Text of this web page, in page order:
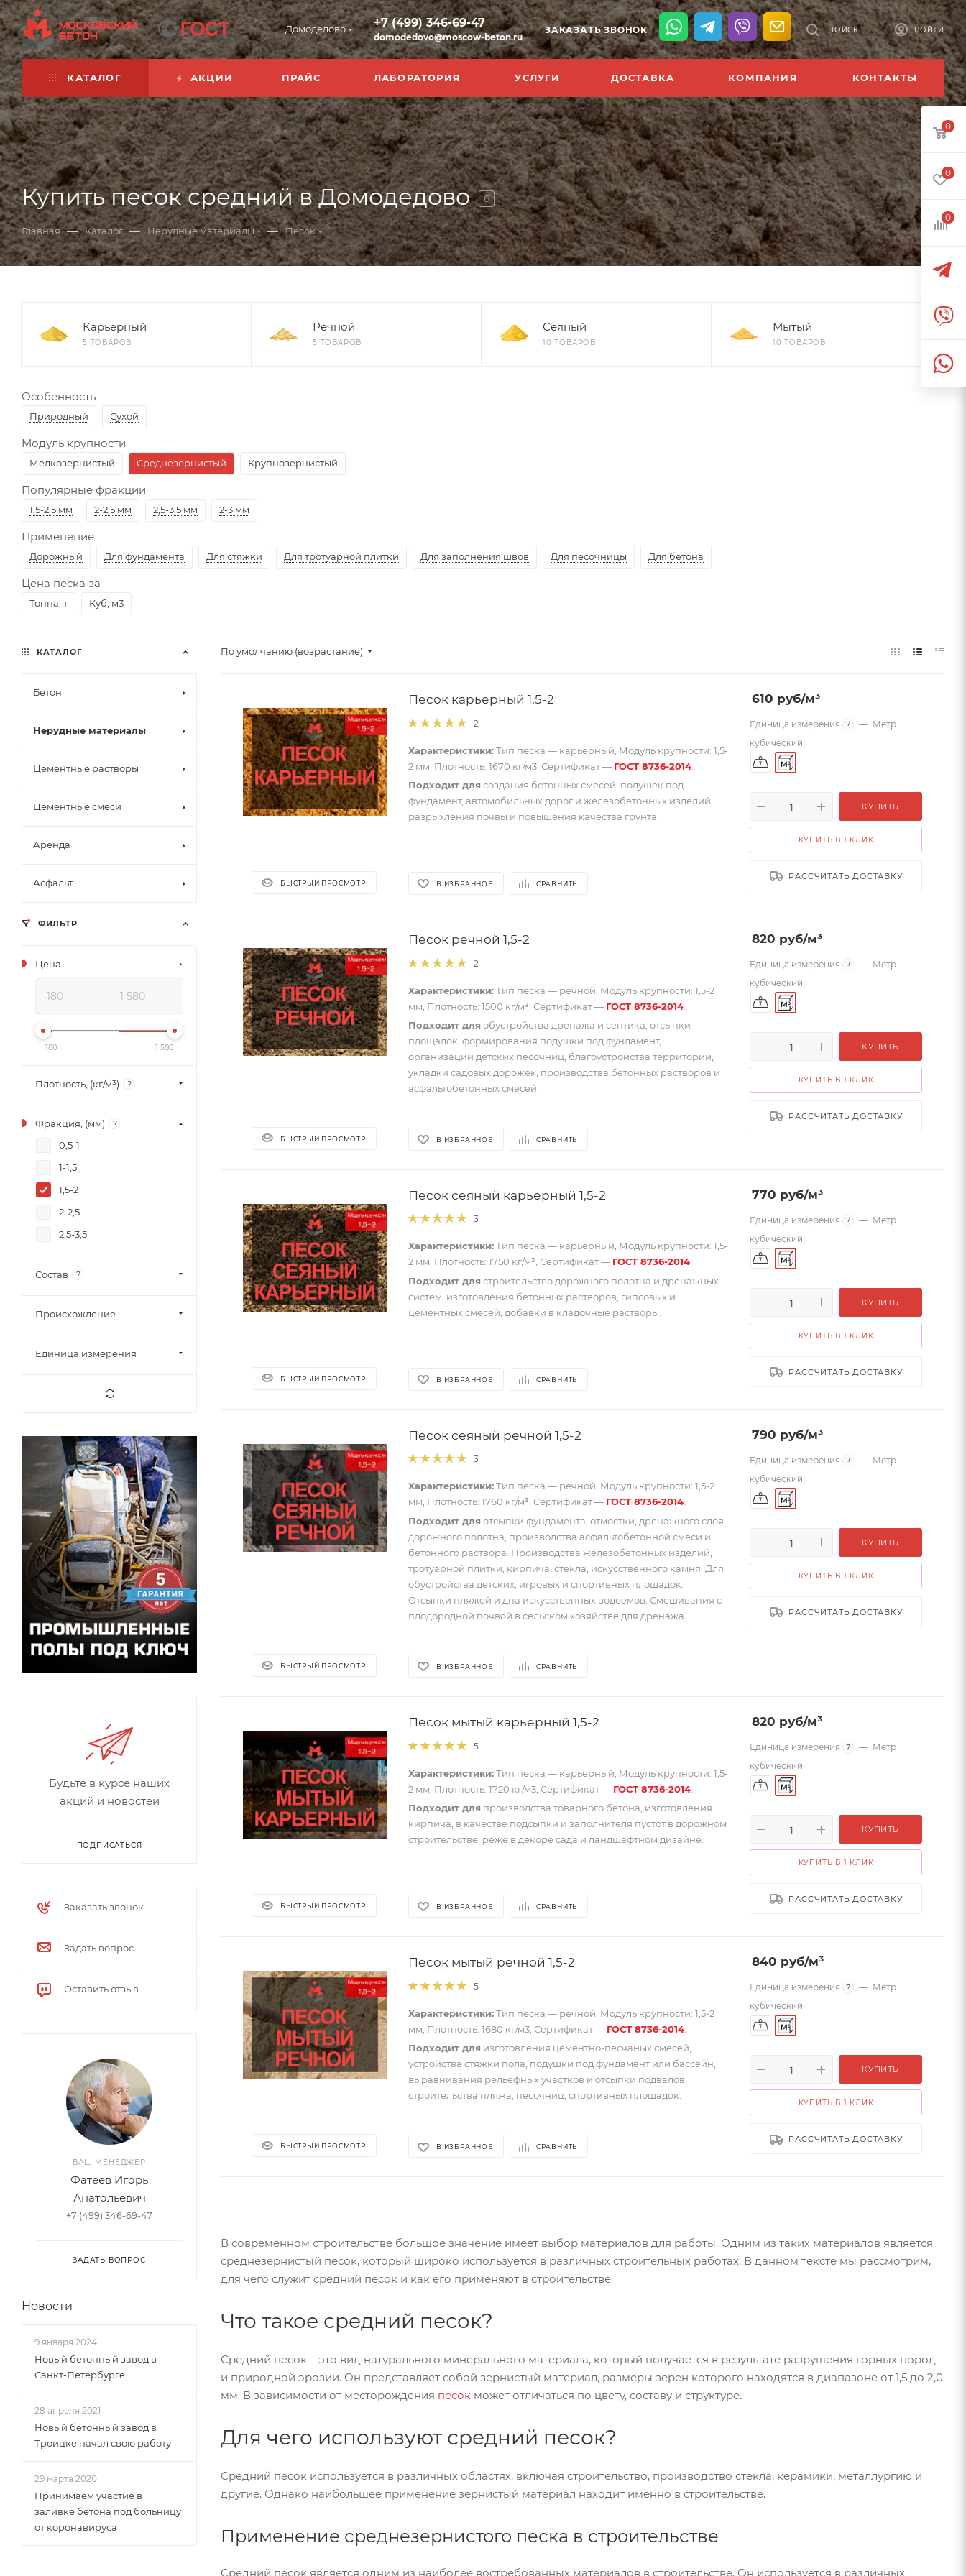
Домодедово +7 (499) 346-69-47
domodedovo@moscow-beton.ru
ЗАКАЗАТЬ ЗВОНОК ВОЙТИ
ПОИСК
КАТАЛОГ АКЦИИ ПРАЙС ЛАБОРАТОРИЯ УСЛУГИ ДОСТАВКА КОМПАНИЯ КОНТАКТЫ
Купить песок средний в Домодедово 6
Главная — Каталог — Нерудные материалы — Песок
Карьерный
5 ТОВАРОВ
Речной
5 ТОВАРОВ
Сеяный
10 ТОВАРОВ
Мытый
10 ТОВАРОВ
Особенность
Природный Сухой
Модуль крупности
Мелкозернистый Среднезернистый Крупнозернистый
Популярные фракции
1,5-2,5 мм 2-2,5 мм 2,5-3,5 мм 2-3 мм
Применение
Дорожный Для фундамента Для стяжки Для тротуарной плитки Для заполнения швов Для песочницы Для бетона
Цена песка за
Тонна, т Куб, м3
По умолчанию (возрастание)
БЫСТРЫЙ ПРОСМОТР
Песок карьерный 1,5-2
2
Характеристики:Тип песка — карьерный, Модуль крупности: 1,5-
2 мм, Плотность: 1670 кг/м3, Сертификат — ГОСТ 8736-2014
Подходит для создания бетонных смесей, подушек под
фундамент, автомобильных дорог и железобетонных изделий,
разрыхления почвы и повышения качества грунта.
В ИЗБРАННОЕ СРАВНИТЬ
610 руб/м³
Единица измерения ? — Метр
кубический
КУПИТЬ
КУПИТЬ В 1 КЛИК
РАССЧИТАТЬ ДОСТАВКУ
БЫСТРЫЙ ПРОСМОТР
Песок речной 1,5-2
2
Характеристики:Тип песка — речной, Модуль крупности: 1,5-2
мм, Плотность: 1500 кг/м³, Сертификат — ГОСТ 8736-2014
Подходит для обустройства дренажа и септика, отсыпки
площадок, формирования подушки под фундамент,
организации детских песочниц, благоустройства территорий,
укладки садовых дорожек, производства бетонных растворов и
асфальтобетонных смесей.
В ИЗБРАННОЕ СРАВНИТЬ
820 руб/м³
Единица измерения ? — Метр
кубический
КУПИТЬ
КУПИТЬ В 1 КЛИК
РАССЧИТАТЬ ДОСТАВКУ
БЫСТРЫЙ ПРОСМОТР
Песок сеяный карьерный 1,5-2
3
Характеристики:Тип песка — карьерный, Модуль крупности: 1,5-
2 мм, Плотность: 1750 кг/м³, Сертификат — ГОСТ 8736-2014
Подходит для строительство дорожного полотна и дренажных
систем, изготовления бетонных растворов, гипсовых и
цементных смесей, добавки в кладочные растворы.
В ИЗБРАННОЕ СРАВНИТЬ
770 руб/м³
Единица измерения ? — Метр
кубический
КУПИТЬ
КУПИТЬ В 1 КЛИК
РАССЧИТАТЬ ДОСТАВКУ
БЫСТРЫЙ ПРОСМОТР
Песок сеяный речной 1,5-2
3
Характеристики:Тип песка — речной, Модуль крупности: 1,5-2
мм, Плотность: 1760 кг/м³, Сертификат — ГОСТ 8736-2014.
Подходит для отсыпки фундамента, отмостки, дренажного слоя
дорожного полотна, производства асфальтобетонной смеси и
бетонного раствора. Производства железобетонных изделий,
тротуарной плитки, кирпича, стекла, искусственного камня. Для
обустройства детских, игровых и спортивных площадок.
Отсыпки пляжей и дна искусственных водоемов. Смешивания с
плодородной почвой в сельском хозяйстве для дренажа.
В ИЗБРАННОЕ СРАВНИТЬ
790 руб/м³
Единица измерения ? — Метр
кубический
КУПИТЬ
КУПИТЬ В 1 КЛИК
РАССЧИТАТЬ ДОСТАВКУ
БЫСТРЫЙ ПРОСМОТР
Песок мытый карьерный 1,5-2
5
Характеристики:Тип песка — карьерный, Модуль крупности: 1,5-
2 мм, Плотность: 1720 кг/м3, Сертификат — ГОСТ 8736-2014
Подходит для производства товарного бетона, изготовления
кирпича, в качестве подсыпки и заполнителя пустот в дорожном
строительстве, реже в декоре сада и ландшафтном дизайне.
В ИЗБРАННОЕ СРАВНИТЬ
820 руб/м³
Единица измерения ? — Метр
кубический
КУПИТЬ
КУПИТЬ В 1 КЛИК
РАССЧИТАТЬ ДОСТАВКУ
БЫСТРЫЙ ПРОСМОТР
Песок мытый речной 1,5-2
5
Характеристики:Тип песка — речной, Модуль крупности: 1,5-2
мм, Плотность: 1680 кг/м3, Сертификат — ГОСТ 8736-2014
Подходит для изготовления цементно-песчаных смесей,
устройства стяжки пола, подушки под фундамент или бассейн,
выравнивания рельефных участков и отсыпки подвалов,
строительства пляжа, песочниц, спортивных площадок.
В ИЗБРАННОЕ СРАВНИТЬ
840 руб/м³
Единица измерения ? — Метр
кубический
КУПИТЬ
КУПИТЬ В 1 КЛИК
РАССЧИТАТЬ ДОСТАВКУ
В современном строительстве большое значение имеет выбор материалов для работы. Одним из таких материалов является
среднезернистый песок, который широко используется в различных строительных работах. В данном тексте мы рассмотрим,
для чего служит средний песок и как его применяют в строительстве.
Что такое средний песок?
Средний песок – это вид натурального минерального материала, который получается в результате разрушения горных пород
и природной эрозии. Он представляет собой зернистый материал, размеры зерен которого находятся в диапазоне от 1,5 до 2,0
мм. В зависимости от месторождения песок может отличаться по цвету, составу и структуре.
Для чего используют средний песок?
Средний песок используется в различных областях, включая строительство, производство стекла, керамики, металлургию и
другие. Однако наибольшее применение зернистый материал находит именно в строительстве.
Применение среднезернистого песка в строительстве
Средний песок является одним из наиболее востребованных материалов в строительстве. Он используется в различных
КАТАЛОГ
Бетон
Нерудные материалы
Цементные растворы
Цементные смеси
Аренда
Асфальт
ФИЛЬТР
Цена
180 1 580
Плотность, (кг/м³) ?
Фракция, (мм) ?
0,5-1
1-1,5
1,5-2
2-2,5
2,5-3,5
Состав ?
Происхождение
Единица измерения
Будьте в курсе наших
акций и новостей
ПОДПИСАТЬСЯ
Заказать звонок
Задать вопрос
Оставить отзыв
ВАШ МЕНЕДЖЕР
Фатеев Игорь
Анатольевич
+7 (499) 346-69-47
ЗАДАТЬ ВОПРОС
Новости
9 января 2024
Новый бетонный завод в
Санкт-Петербурге
28 апреля 2021
Новый бетонный завод в
Троицке начал свою работу
29 марта 2020
Принимаем участие в
заливке бетона под больницу
от коронавируса
0
0
0